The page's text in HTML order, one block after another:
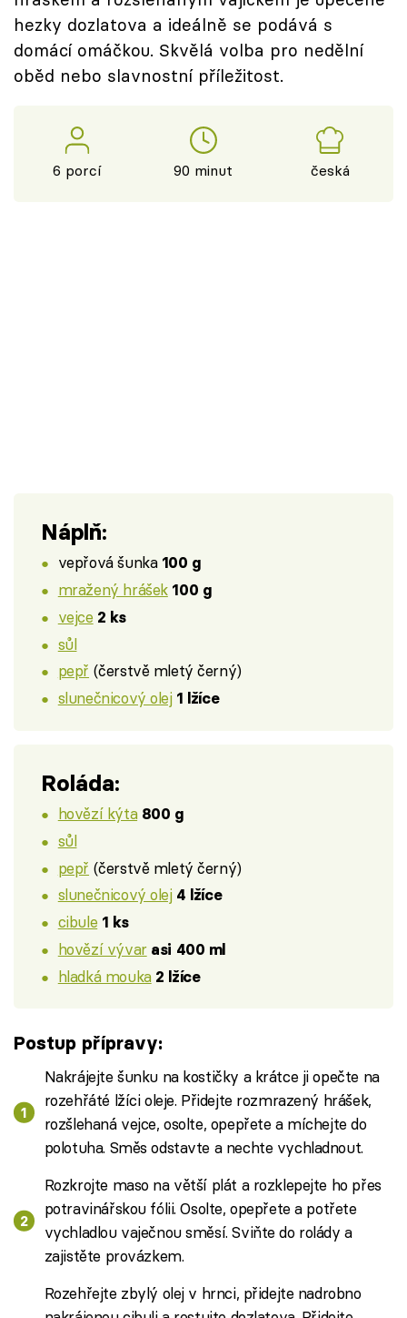
Sledujte nás
hezky dozlatova a ideálně se podává s
domácí omáčkou. Skvělá volba pro nedělní
oběd nebo slavnostní příležitost.
6 porcí 90 minut česká
Náplň:
vepřová šunka 100 g
mražený hrášek 100 g
vejce 2 ks
sůl
pepř (čerstvě mletý černý)
slunečnicový olej 1 lžíce
Roláda:
hovězí kýta 800 g
sůl
pepř (čerstvě mletý černý)
slunečnicový olej 4 lžíce
cibule 1 ks
hovězí vývar asi 400 ml
hladká mouka 2 lžíce
Postup přípravy:
Nakrájejte šunku na kostičky a krátce ji opečte na
rozehřáté lžíci oleje. Přidejte rozmrazený hrášek,
rozšlehaná vejce, osolte, opepřete a míchejte do
polotuha. Směs odstavte a nechte vychladnout.
Rozkrojte maso na větší plát a rozklepejte ho přes
potravinářskou fólii. Osolte, opepřete a potřete
vychladlou vaječnou směsí. Sviňte do rolády a
zajistěte provázkem.
Rozehřejte zbylý olej v hrnci, přidejte nadrobno